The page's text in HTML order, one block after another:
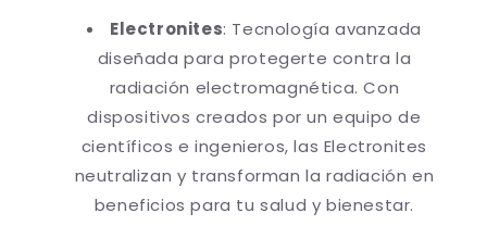
Electronites: Tecnología avanzada
diseñada para protegerte contra la
radiación electromagnética. Con
dispositivos creados por un equipo de
científicos e ingenieros, las Electronites
neutralizan y transforman la radiación en
beneficios para tu salud y bienestar.